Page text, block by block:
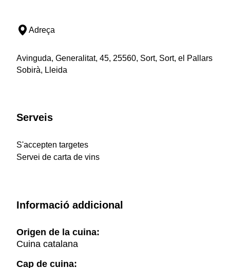
Adreça
Avinguda, Generalitat, 45, 25560, Sort, Sort, el Pallars
Sobirà, Lleida
Serveis
S'accepten targetes
Servei de carta de vins
Informació addicional
Origen de la cuina:
Cuina catalana
Cap de cuina: